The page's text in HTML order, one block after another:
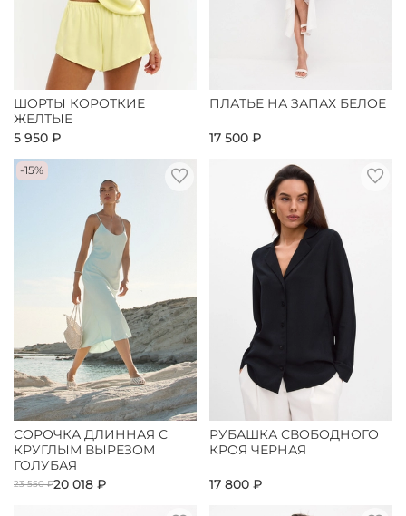
ШОРТЫ КОРОТКИЕ
ЖЕЛТЫЕ
5 950 ₽
ПЛАТЬЕ НА ЗАПАХ БЕЛОЕ
17 500 ₽
-15%
СОРОЧКА ДЛИННАЯ С
КРУГЛЫМ ВЫРЕЗОМ
ГОЛУБАЯ
23 550 ₽20 018 ₽
РУБАШКА СВОБОДНОГО
КРОЯ ЧЕРНАЯ
17 800 ₽